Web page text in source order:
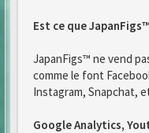
Est ce que
JapanFigs™ ne vend
comme le font
Instagram, Snapchat,
Google Analytics,